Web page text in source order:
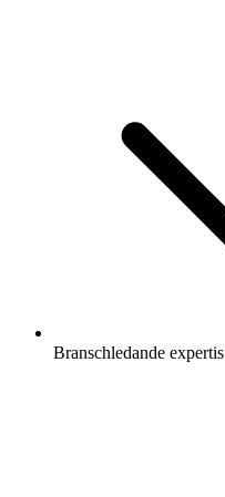
Branschledande expertis